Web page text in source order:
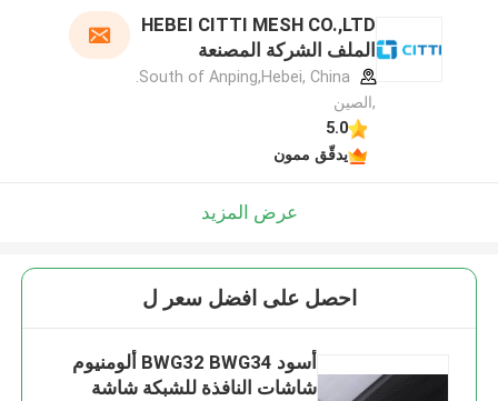
HEBEI CITTI MESH CO.,LTD
الملف الشركة المصنعة
,الصين
5.0
يدقّق ممون
عرض المزيد
احصل على افضل سعر ل
أسود BWG32 BWG34 ألومنيوم
شاشات النافذة للشبكة شاشة